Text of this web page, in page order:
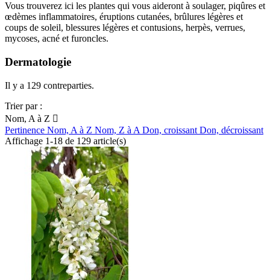
Vous trouverez ici les plantes qui vous aideront à soulager, piqûres et
œdèmes inflammatoires, éruptions cutanées, brûlures légères et
coups de soleil, blessures légères et contusions, herpès, verrues,
mycoses, acné et furoncles.
Dermatologie
Il y a 129 contreparties.
Trier par :
Nom, A à Z 
Pertinence Nom, A à Z Nom, Z à A Don, croissant Don, décroissant
Affichage 1-18 de 129 article(s)